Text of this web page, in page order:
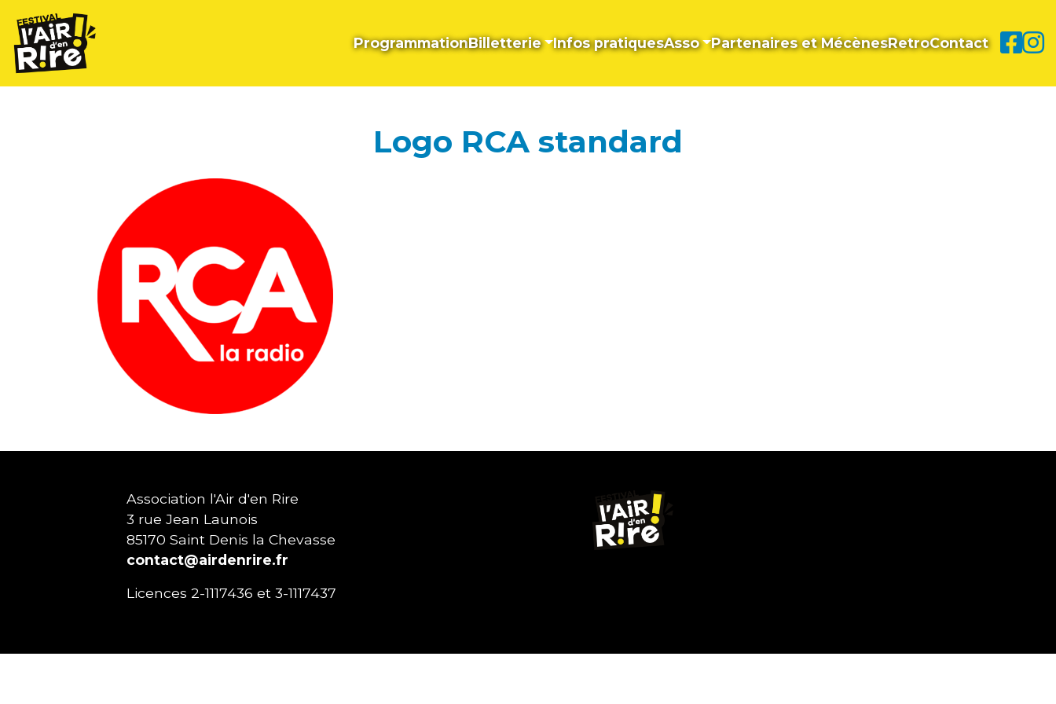
ProgrammationBilletterie Infos pratiquesAsso Partenaires et MécènesRetroContact
Logo RCA standard
Association l'Air d'en Rire
3 rue Jean Launois
85170 Saint Denis la Chevasse
contact@airdenrire.fr
Licences 2-1117436 et 3-1117437